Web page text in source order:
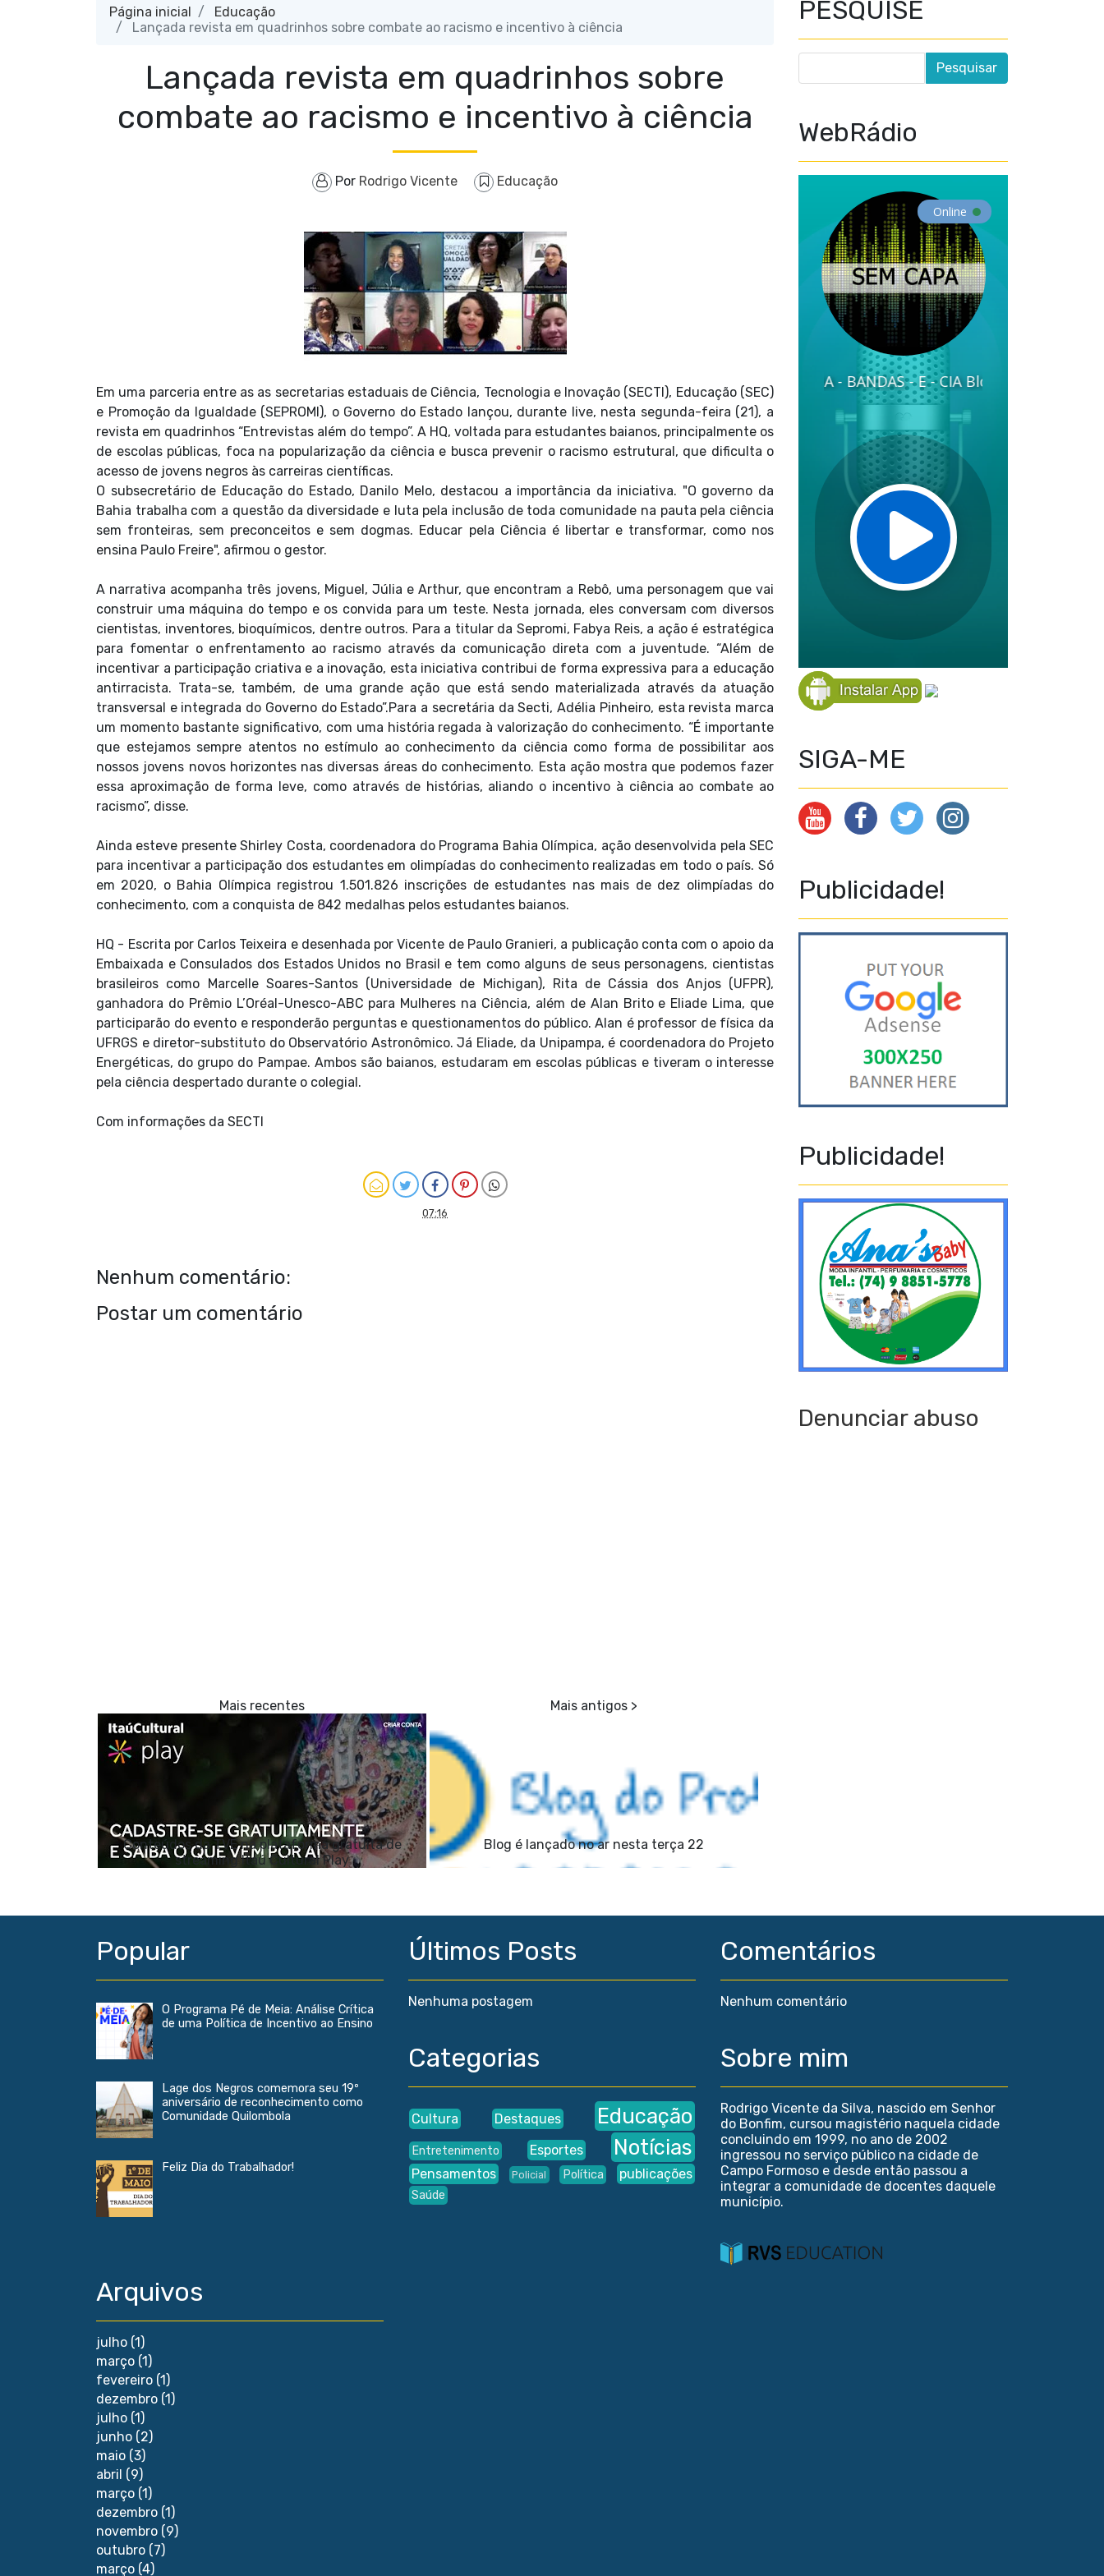
Página inicial
Educação
Lançada revista em quadrinhos sobre combate ao racismo e incentivo à ciência
Lançada revista em quadrinhos sobre
combate ao racismo e incentivo à ciência
Por Rodrigo Vicente Educação
Em uma parceria entre as as secretarias estaduais de Ciência, Tecnologia e Inovação (SECTI), Educação (SEC)
e Promoção da Igualdade (SEPROMI), o Governo do Estado lançou, durante live, nesta segunda-feira (21), a
revista em quadrinhos “Entrevistas além do tempo”. A HQ, voltada para estudantes baianos, principalmente os
de escolas públicas, foca na popularização da ciência e busca prevenir o racismo estrutural, que dificulta o
acesso de jovens negros às carreiras científicas.
O subsecretário de Educação do Estado, Danilo Melo, destacou a importância da iniciativa. "O governo da
Bahia trabalha com a questão da diversidade e luta pela inclusão de toda comunidade na pauta pela ciência
sem fronteiras, sem preconceitos e sem dogmas. Educar pela Ciência é libertar e transformar, como nos
ensina Paulo Freire", afirmou o gestor.
A narrativa acompanha três jovens, Miguel, Júlia e Arthur, que encontram a Rebô, uma personagem que vai
construir uma máquina do tempo e os convida para um teste. Nesta jornada, eles conversam com diversos
cientistas, inventores, bioquímicos, dentre outros. Para a titular da Sepromi, Fabya Reis, a ação é estratégica
para fomentar o enfrentamento ao racismo através da comunicação direta com a juventude. “Além de
incentivar a participação criativa e a inovação, esta iniciativa contribui de forma expressiva para a educação
antirracista. Trata-se, também, de uma grande ação que está sendo materializada através da atuação
transversal e integrada do Governo do Estado”.Para a secretária da Secti, Adélia Pinheiro, esta revista marca
um momento bastante significativo, com uma história regada à valorização do conhecimento. “É importante
que estejamos sempre atentos no estímulo ao conhecimento da ciência como forma de possibilitar aos
nossos jovens novos horizontes nas diversas áreas do conhecimento. Esta ação mostra que podemos fazer
essa aproximação de forma leve, como através de histórias, aliando o incentivo à ciência ao combate ao
racismo”, disse.
Ainda esteve presente Shirley Costa, coordenadora do Programa Bahia Olímpica, ação desenvolvida pela SEC
para incentivar a participação dos estudantes em olimpíadas do conhecimento realizadas em todo o país. Só
em 2020, o Bahia Olímpica registrou 1.501.826 inscrições de estudantes nas mais de dez olimpíadas do
conhecimento, com a conquista de 842 medalhas pelos estudantes baianos.
HQ - Escrita por Carlos Teixeira e desenhada por Vicente de Paulo Granieri, a publicação conta com o apoio da
Embaixada e Consulados dos Estados Unidos no Brasil e tem como alguns de seus personagens, cientistas
brasileiros como Marcelle Soares-Santos (Universidade de Michigan), Rita de Cássia dos Anjos (UFPR),
ganhadora do Prêmio L’Oréal-Unesco-ABC para Mulheres na Ciência, além de Alan Brito e Eliade Lima, que
participarão do evento e responderão perguntas e questionamentos do público. Alan é professor de física da
UFRGS e diretor-substituto do Observatório Astronômico. Já Eliade, da Unipampa, é coordenadora do Projeto
Energéticas, do grupo do Pampae. Ambos são baianos, estudaram em escolas públicas e tiveram o interesse
pela ciência despertado durante o colegial.
Com informações da SECTI
07:16
Nenhum comentário:
Postar um comentário
Conteúdos da TVE na plataforma gratuita de
streaming Itaú Cultural Play
Blog é lançado no ar nesta terça 22
PESQUISE
WebRádio
SIGA-ME
Publicidade!
Publicidade!
Denunciar abuso
Popular
O Programa Pé de Meia: Análise Crítica
de uma Política de Incentivo ao Ensino
Lage dos Negros comemora seu 19º
aniversário de reconhecimento como
Comunidade Quilombola
Feliz Dia do Trabalhador!
Arquivos
julho (1)
março (1)
fevereiro (1)
dezembro (1)
julho (1)
junho (2)
maio (3)
abril (9)
março (1)
dezembro (1)
novembro (9)
outubro (7)
março (4)
Últimos Posts
Nenhuma postagem
Categorias
Cultura Destaques Educação
Entretenimento Esportes Notícias
Pensamentos Policial Política publicações
Saúde
Comentários
Nenhum comentário
Sobre mim
Rodrigo Vicente da Silva, nascido em Senhor
do Bonfim, cursou magistério naquela cidade
concluindo em 1999, no ano de 2002
ingressou no serviço público na cidade de
Campo Formoso e desde então passou a
integrar a comunidade de docentes daquele
município.